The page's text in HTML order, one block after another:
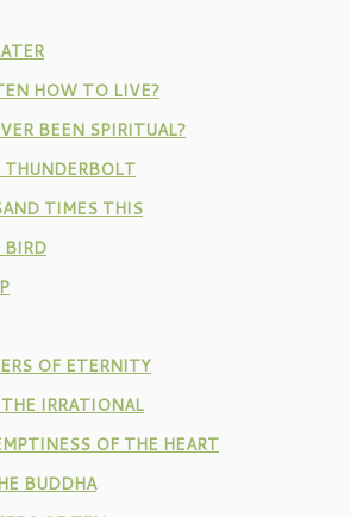
HOW TO LIVE?
BEEN SPIRITUAL?
TIMES THIS
BIRD
OF ETERNITY
IRRATIONAL
OF THE HEART
BUDDHA